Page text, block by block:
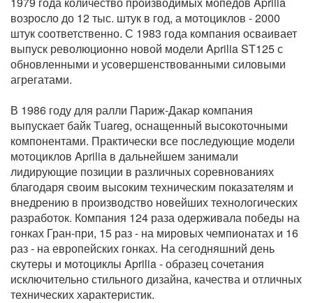
возросло до 12 тыс. штук в год, а мотоциклов - 2000
штук соответственно. С 1983 года компания осваивает
выпуск революционно новой модели Aprilia ST125 с
обновленными и усовершенствованными силовыми
агрегатами.
В 1986 году для ралли Париж-Дакар компания
выпускает байк Тuareg, оснащенный высокоточными
компонентами. Практически все последующие модели
мотоциклов Aprilia в дальнейшем занимали
лидирующие позиции в различных соревнованиях
благодаря своим высоким техническим показателям и
внедрению в производство новейших технологических
разработок. Компания 124 раза одерживала победы на
гонках Гран-при, 15 раз - на мировых чемпионатах и 16
раз - на европейских гонках. На сегодняшний день
скутеры и мотоциклы Aprilia - образец сочетания
исключительно стильного дизайна, качества и отличных
технических характеристик.